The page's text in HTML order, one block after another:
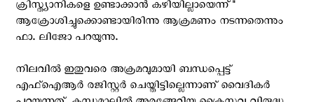
ക്രിസ്ത്യാനികളെ ഉണ്ടാക്കാൻ കഴിയില്ലായെന്ന്"
ആക്രോശിച്ചുക്കൊണ്ടായിരിന്നു ആക്രമണം നടന്നതെന്നും
ഫാ. ലിജോ പറയുന്നു.
നിലവില്‍ ഇതുവരെ അക്രമവുമായി ബന്ധപ്പെട്ട്
എഫ്ഐആർ രജിസ്റ്റർ ചെയ്തിട്ടില്ലെന്നാണ് വൈദികര്‍